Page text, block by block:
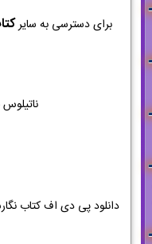
برای دسترسی به سایر